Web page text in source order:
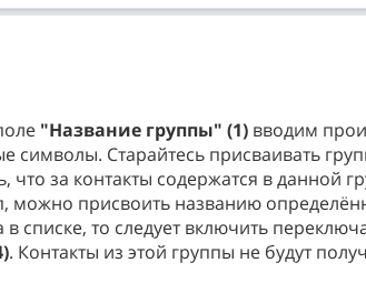
"Название группы" (1) вводим
Старайтесь присваивать
за контакты содержатся в данной
можно присвоить названию
списке, то следует включить
. Контакты из этой группы не будут